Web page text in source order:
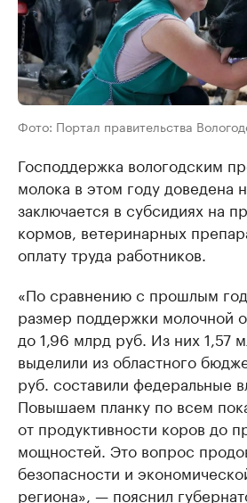
Фото: Портал правительства
Господдержка вологодским
молока в этом году доведена
заключается в субсидиях на
кормов, ветеринарных
оплату труда работников.
«По сравнению с прошлым
размер поддержки молочной
до 1,96 млрд руб. Из них 1,57
выделили из областного
руб. составили федеральные
Повышаем планку по всем
от продуктивности коров до
мощностей. Это вопрос
безопасности и
региона», — пояснил